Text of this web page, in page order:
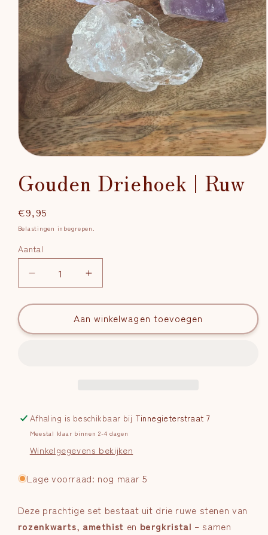
openen
in
Gouden Driehoek | Ruw
Normale
prijs
€9,95
Belastingen inbegrepen.
Aantal
Aantal
Aantal
verlagen
voor
Driehoek
Aantal
verhogen
voor
Gouden
Driehoek
Aan winkelwagen toevoegen
Afhaling is beschikbaar bij Tinnegieterstraat 7
Meestal klaar binnen 2-4 dagen
Winkelgegevens bekijken
Lage voorraad: nog maar 5
Deze prachtige set bestaat uit drie ruwe stenen van
rozenkwarts, amethist en bergkristal – samen